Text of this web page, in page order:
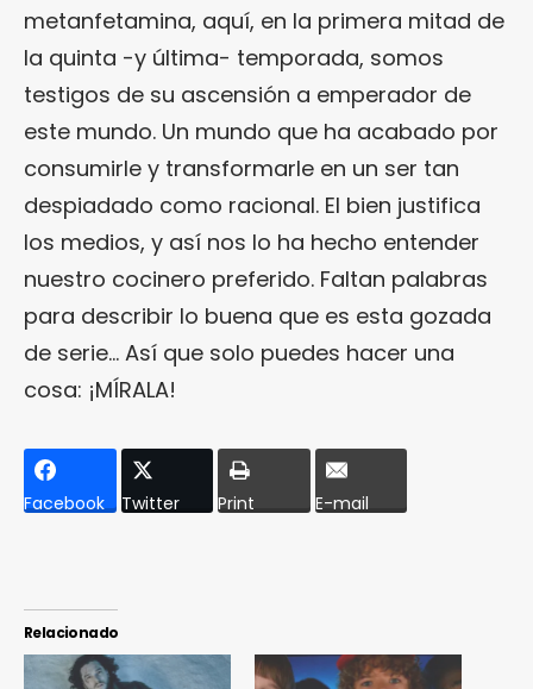
metanfetamina, aquí, en la primera mitad de
la quinta -y última- temporada, somos
testigos de su ascensión a emperador de
este mundo. Un mundo que ha acabado por
consumirle y transformarle en un ser tan
despiadado como racional. El bien justifica
los medios, y así nos lo ha hecho entender
nuestro cocinero preferido. Faltan palabras
para describir lo buena que es esta gozada
de serie… Así que solo puedes hacer una
cosa: ¡MÍRALA!
Facebook Twitter Print E-mail
Relacionado